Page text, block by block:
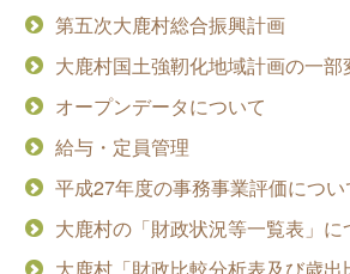
第五次大鹿村総合振興計画
大鹿村国土強靭化地域計画の一部
オープンデータについて
給与・定員管理
平成27年度の事務事業評価につい
大鹿村の「財政状況等一覧表」に